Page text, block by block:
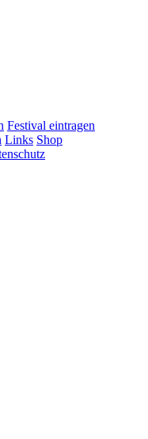
Festival eintragen
Links Shop